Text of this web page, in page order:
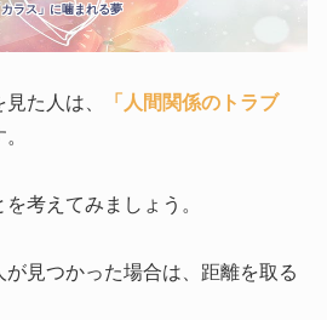
カラス」に噛まれる夢
た人は、
「人間関係のトラブ
考えてみましょう。
見つかった場合は、距離を取る